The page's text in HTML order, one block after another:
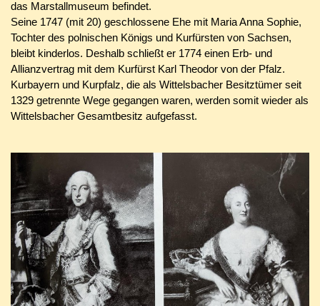
das Marstallmuseum befindet.
Seine 1747 (mit 20) geschlossene Ehe mit Maria Anna Sophie,
Tochter des polnischen Königs und Kurfürsten von Sachsen,
bleibt kinderlos. Deshalb schließt er 1774 einen Erb- und
Allianzvertrag mit dem Kurfürst Karl Theodor von der Pfalz.
Kurbayern und Kurpfalz, die als Wittelsbacher Besitztümer seit
1329 getrennte Wege gegangen waren, werden somit wieder als
Wittelsbacher Gesamtbesitz aufgefasst.